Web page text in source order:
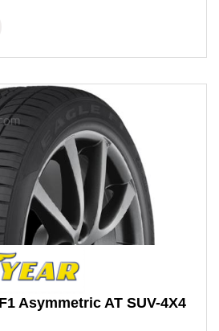
Asymmetric AT SUV-4X4